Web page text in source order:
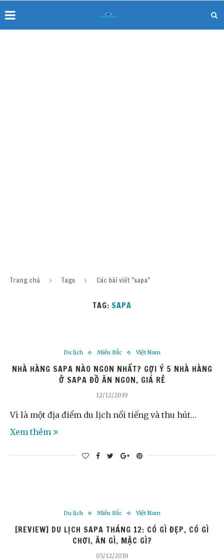
Trang chủ Tags Các bài viết "sapa"
TAG: SAPA
Du lịch Miền Bắc Việt Nam
NHÀ HÀNG SAPA NÀO NGON NHẤT? GỢI Ý 5 NHÀ HÀNG
Ở SAPA ĐỒ ĂN NGON, GIÁ RẺ
12/12/2019
Vì là một địa điểm du lịch nổi tiếng và thu hút…
Xem thêm
Du lịch Miền Bắc Việt Nam
[REVIEW] DU LỊCH SAPA THÁNG 12: CÓ GÌ ĐẸP, CÓ GÌ
CHƠI, ĂN GÌ, MẶC GÌ?
05/12/2019